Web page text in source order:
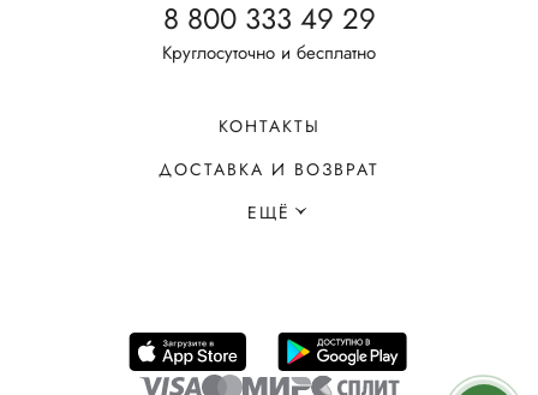
8 800 333 49 29
Круглосуточно и бесплатно
КОНТАКТЫ
ДОСТАВКА И ВОЗВРАТ
ЕЩЁ